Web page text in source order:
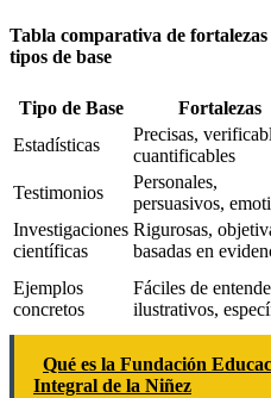
Tabla comparativa de
tipos de base
Tipo de Base Fortalezas
Estadísticas
Precisas,
cuantificables
Testimonios
Personales,
persuasivos,
Investigaciones
científicas
Rigurosas,
basadas en
Ejemplos
concretos
Fáciles de
ilustrativos,
Qué es la Fundación
Integral de la Niñez